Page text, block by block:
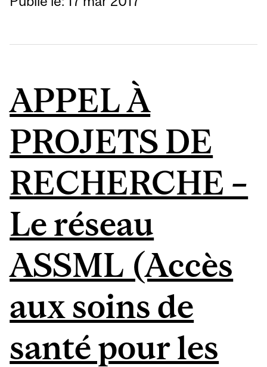
APPEL À
PROJETS DE
RECHERCHE –
Le réseau
ASSML (Accès
aux soins de
santé pour les